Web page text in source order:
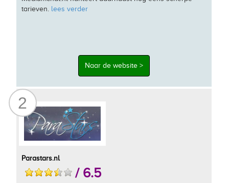
tarieven. lees verder
Naar de website >
2
Parastars.nl
/ 6.5